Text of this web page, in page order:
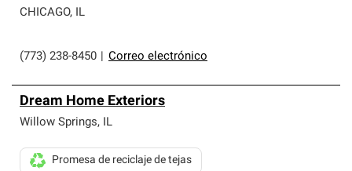
CHICAGO, IL
(773) 238-8450 Correo electrónico
Dream Home Exteriors
Willow Springs, IL
Promesa de reciclaje de tejas